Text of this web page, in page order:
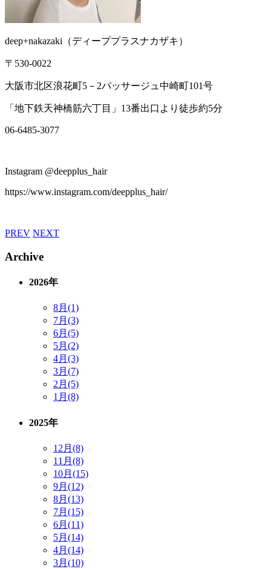
deep+nakazaki （ディーププラスナカザキ）
〒 530-0022
大阪市北区浪花町5 － 2パッサージュ中崎町101号
「地下鉄天神橋筋六丁目」 13番出口より徒歩約5分
06-6485-3077
Instagram @deepplus_hair
https://www.instagram.com/deepplus_hair/
PREV NEXT
Archive
2026年
8月(1)
7月(3)
6月(5)
5月(2)
4月(3)
3月(7)
2月(5)
1月(8)
2025年
12月(8)
11月(8)
10月(15)
9月(12)
8月(13)
7月(15)
6月(11)
5月(14)
4月(14)
3月(10)